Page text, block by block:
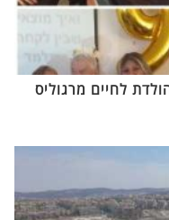
יום הולדת לחיים מרגוליס